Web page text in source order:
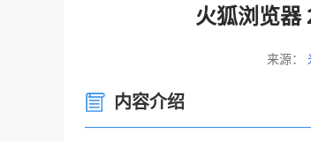
火狐浏览器
来源：
内容介绍